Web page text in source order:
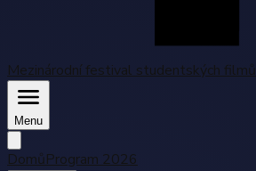
Mezinárodní festival studentských filmů
Menu
DomůProgram 2026